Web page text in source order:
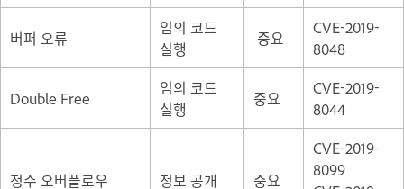
버퍼 오류
임의 코드
실행
중요
CVE-2019-
8048
Double Free
임의 코드
실행
중요
CVE-2019-
8044
정수 오버플로우 정보 공개 중요
CVE-2019-
8099